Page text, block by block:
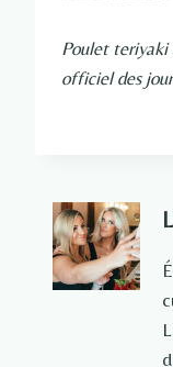
Poulet teriyaki
officiel des